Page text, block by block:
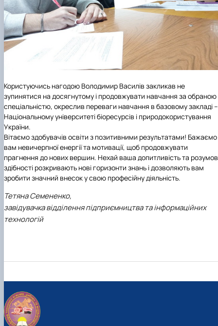
Користуючись нагодою Володимир Василів закликав не
зупинятися на досягнутому і продовжувати навчання за обраною
спеціальністю, окреслив переваги навчання в базовому закладі –
Національному університеті біоресурсів і природокористування
України.
Вітаємо здобувачів освіти з позитивними результатами! Бажаємо
вам невичерпної енергії та мотивації, щоб продовжувати
прагнення до нових вершин. Нехай ваша допитливість та
здібності розкривають нові горизонти знань і дозволяють вам
зробити значний внесок у свою професійну діяльність.
Тетяна Семененко,
завідувачка відділення підприємництва та інформаційних
технологій